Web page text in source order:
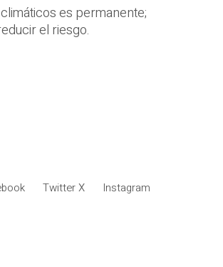
es permanente;
el riesgo.
Twitter X Instagram